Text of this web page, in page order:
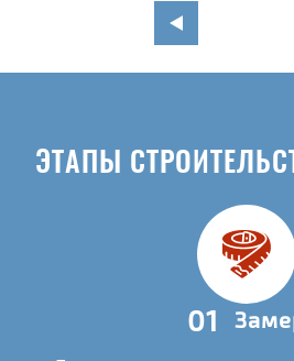
ЭТАПЫ
01